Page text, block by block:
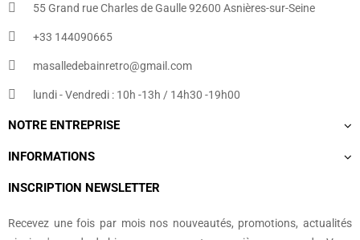
55 Grand rue Charles de Gaulle 92600 Asnières-sur-Seine
+33 144090665​
masalledebainretro@gmail.com
lundi - Vendredi : 10h -13h / 14h30 -19h00
NOTRE ENTREPRISE
INFORMATIONS
INSCRIPTION NEWSLETTER
Recevez une fois par mois nos nouveautés, promotions, actualités